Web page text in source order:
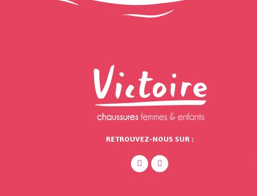
RETROUVEZ-NOUS SUR :